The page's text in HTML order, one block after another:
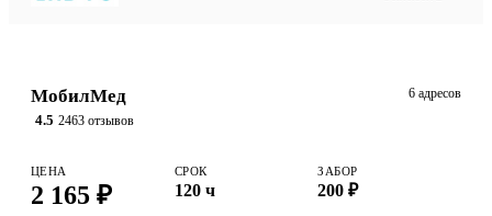
МобилМед
4.5 2463 отзывов
6 адресов
ЦЕНА
2 165 ₽
СРОК
120 ч
ЗАБОР
200 ₽